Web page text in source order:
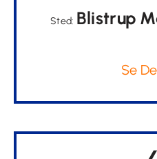
Sted: Blistrup
Se